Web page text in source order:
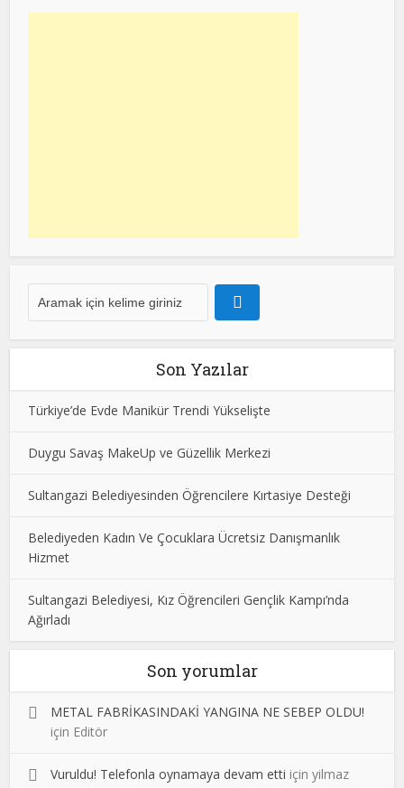
Son Yazılar
Türkiye’de Evde Manikür Trendi Yükselişte
Duygu Savaş MakeUp ve Güzellik Merkezi
Sultangazi Belediyesinden Öğrencilere Kırtasiye Desteği
Belediyeden Kadın Ve Çocuklara Ücretsiz Danışmanlık
Hizmet
Sultangazi Belediyesi, Kız Öğrencileri Gençlik Kampı’nda
Ağırladı
Son yorumlar
METAL FABRİKASINDAKİ YANGINA NE SEBEP OLDU!
için Editör
Vuruldu! Telefonla oynamaya devam etti içinyilmaz